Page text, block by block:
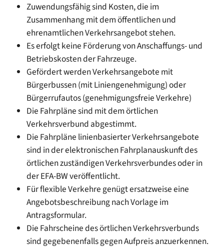
Zuwendungsfähig sind Kosten, die im
Zusammenhang mit dem öffentlichen und
ehrenamtlichen Verkehrsangebot stehen.
Es erfolgt keine Förderung von Anschaffungs- und
Betriebskosten der Fahrzeuge.
Gefördert werden Verkehrsangebote mit
Bürgerbussen (mit Liniengenehmigung) oder
Bürgerrufautos (genehmigungsfreie Verkehre)
Die Fahrpläne sind mit dem örtlichen
Verkehrsverbund abgestimmt.
Die Fahrpläne linienbasierter Verkehrsangebote
sind in der elektronischen Fahrplanauskunft des
örtlichen zuständigen Verkehrsverbundes oder in
der EFA-BW veröffentlicht.
Für flexible Verkehre genügt ersatzweise eine
Angebotsbeschreibung nach Vorlage im
Antragsformular.
Die Fahrscheine des örtlichen Verkehrsverbunds
sind gegebenenfalls gegen Aufpreis anzuerkennen.